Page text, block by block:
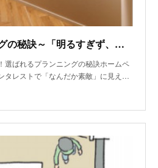
選ばれるプランニングの秘訣～「明るすぎず、暗すぎない」間接照明術
選ばれるプランニングの秘訣ホームペ
タレストで「なんだか素敵」に見え…